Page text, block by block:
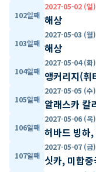
102일째
2027-05-02 (일)
해상
103일째
2027-05-03 (월)
해상
104일째
2027-05-04 (화)
앵커리지(휘
105일째
2027-05-05 (수)
알래스카 칼
106일째
2027-05-06 (목)
허바드 빙하
107일째
2027-05-07 (금)
싯카, 미합중